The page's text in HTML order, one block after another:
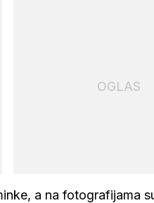
OGLAS
a na fotografijama